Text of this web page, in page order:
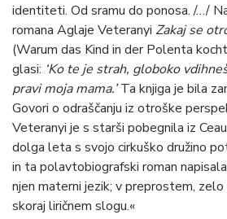
identiteti. Od sramu do ponosa. /…/
romana Aglaje Veteranyi Zakaj se
(Warum das Kind in der Polenta
glasi: ‘Ko te je strah, globoko
pravi moja mama.’Ta knjiga je bila
Govori o odraščanju iz otroške
Veteranyi je s starši pobegnila iz
dolga leta s svojo cirkuško družino
in ta polavtobiografski roman
njen materni jezik; v preprostem, zelo
skoraj liričnem slogu.«